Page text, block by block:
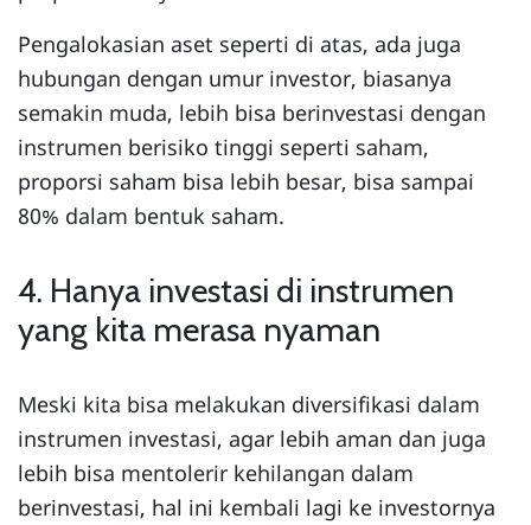
Pengalokasian aset seperti di atas, ada juga
hubungan dengan umur investor, biasanya
semakin muda, lebih bisa berinvestasi dengan
instrumen berisiko tinggi seperti saham,
proporsi saham bisa lebih besar, bisa sampai
80% dalam bentuk saham.
4. Hanya investasi di instrumen
yang kita merasa nyaman
Meski kita bisa melakukan diversifikasi dalam
instrumen investasi, agar lebih aman dan juga
lebih bisa mentolerir kehilangan dalam
berinvestasi, hal ini kembali lagi ke investornya